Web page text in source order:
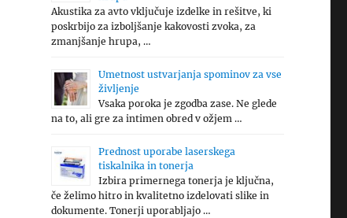
Akustika za avto vključuje izdelke in rešitve, ki
poskrbijo za izboljšanje kakovosti zvoka, za
zmanjšanje hrupa, …
Umetnost ustvarjanja spominov za vse
življenje
Vsaka poroka je zgodba zase. Ne glede
na to, ali gre za intimen obred v ožjem …
Prednost uporabe laserskega
tiskalnika in tonerja
Izbira primernega tonerja je ključna,
če želimo hitro in kvalitetno izdelovati slike in
dokumente. Tonerji uporabljajo …